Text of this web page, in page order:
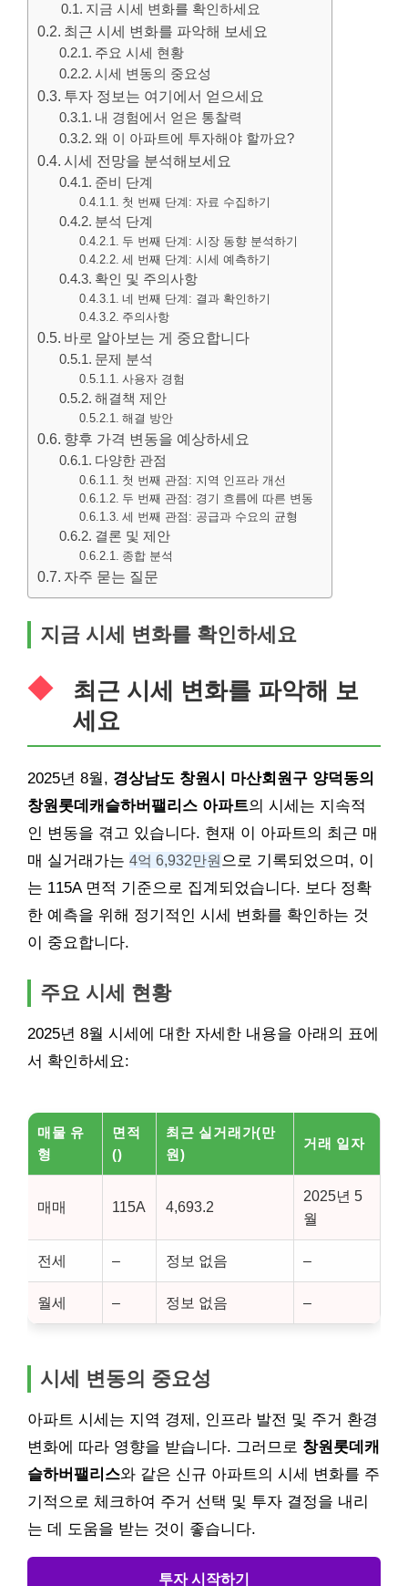
지금 시세 변화를 확인하세요
최근 시세 변화를 파악해 보세요
주요 시세 현황
시세 변동의 중요성
투자 정보는 여기에서 얻으세요
내 경험에서 얻은 통찰력
왜 이 아파트에 투자해야 할까요?
시세 전망을 분석해보세요
준비 단계
첫 번째 단계: 자료 수집하기
분석 단계
두 번째 단계: 시장 동향 분석하기
세 번째 단계: 시세 예측하기
확인 및 주의사항
네 번째 단계: 결과 확인하기
주의사항
바로 알아보는 게 중요합니다
문제 분석
사용자 경험
해결책 제안
해결 방안
향후 가격 변동을 예상하세요
다양한 관점
첫 번째 관점: 지역 인프라 개선
두 번째 관점: 경기 흐름에 따른 변동
세 번째 관점: 공급과 수요의 균형
결론 및 제안
종합 분석
자주 묻는 질문
지금 시세 변화를 확인하세요
최근 시세 변화를 파악해 보
세요
2025년 8월, 경상남도 창원시 마산회원구 양덕동의
창원롯데캐슬하버팰리스 아파트의 시세는 지속적
인 변동을 겪고 있습니다. 현재 이 아파트의 최근 매
매 실거래가는 4억 6,932만원으로 기록되었으며, 이
는 115A 면적 기준으로 집계되었습니다. 보다 정확
한 예측을 위해 정기적인 시세 변화를 확인하는 것
이 중요합니다.
주요 시세 현황
2025년 8월 시세에 대한 자세한 내용을 아래의 표에
서 확인하세요:
매물 유
형
면적
()
최근 실거래가(만
원)
거래 일자
매매 115A 4,693.2
2025년 5
월
전세 – 정보 없음 –
월세 – 정보 없음 –
시세 변동의 중요성
아파트 시세는 지역 경제, 인프라 발전 및 주거 환경
변화에 따라 영향을 받습니다. 그러므로 창원롯데캐
슬하버팰리스와 같은 신규 아파트의 시세 변화를 주
기적으로 체크하여 주거 선택 및 투자 결정을 내리
는 데 도움을 받는 것이 좋습니다.
투자 시작하기